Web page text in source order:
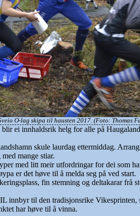
O-lag skipa til hausten 2017. (Foto: Thomas
ei innhaldsrik helg for alle på
skule laurdag ettermiddag.
mange stiar.
med litt meir utfordringar for dei som
er det høve til å melda seg på ved start.
fin stemning og deltakarar frå
innbyr til den tradisjonsrike Vikesprinten,
har høve til å vinna.